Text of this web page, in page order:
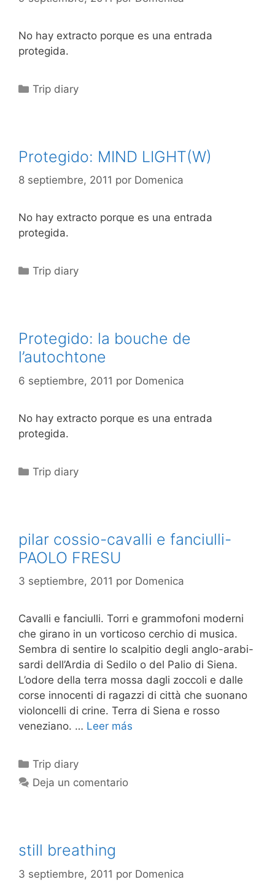
No hay extracto porque es una entrada
protegida.
Categorías
Trip diary
Protegido: MIND LIGHT(W)
8 septiembre, 2011 por Domenica
No hay extracto porque es una entrada
protegida.
Categorías
Trip diary
Protegido: la bouche de
l’autochtone
6 septiembre, 2011 por Domenica
No hay extracto porque es una entrada
protegida.
Categorías
Trip diary
pilar cossio-cavalli e fanciulli-
PAOLO FRESU
3 septiembre, 2011 por Domenica
Cavalli e fanciulli. Torri e grammofoni moderni
che girano in un vorticoso cerchio di musica.
Sembra di sentire lo scalpitio degli anglo-arabi-
sardi dell’Ardia di Sedilo o del Palio di Siena.
L’odore della terra mossa dagli zoccoli e dalle
corse innocenti di ragazzi di città che suonano
violoncelli di crine. Terra di Siena e rosso
veneziano. … Leer más
Categorías
Trip diary
Deja un comentario
still breathing
3 septiembre, 2011 por Domenica